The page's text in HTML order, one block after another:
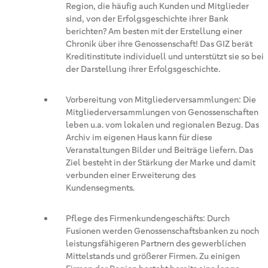
Region, die häufig auch Kunden und Mitglieder
sind, von der Erfolgsgeschichte ihrer Bank
berichten? Am besten mit der Erstellung einer
Chronik über ihre Genossenschaft! Das GIZ berät
Kreditinstitute individuell und unterstützt sie so bei
der Darstellung ihrer Erfolgsgeschichte.
Vorbereitung von Mitgliederversammlungen: Die
Mitgliederversammlungen von Genossenschaften
leben u.a. vom lokalen und regionalen Bezug. Das
Archiv im eigenen Haus kann für diese
Veranstaltungen Bilder und Beiträge liefern. Das
Ziel besteht in der Stärkung der Marke und damit
verbunden einer Erweiterung des
Kundensegments.
Pflege des Firmenkundengeschäfts: Durch
Fusionen werden Genossenschaftsbanken zu noch
leistungsfähigeren Partnern des gewerblichen
Mittelstands und größerer Firmen. Zu einigen